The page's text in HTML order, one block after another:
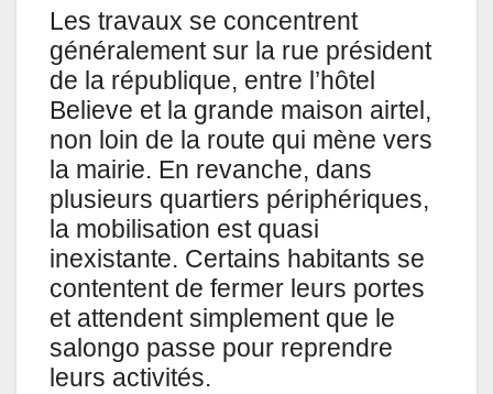
Les travaux se concentrent
généralement sur la rue président
de la république, entre l’hôtel
Believe et la grande maison airtel,
non loin de la route qui mène vers
la mairie. En revanche, dans
plusieurs quartiers périphériques,
la mobilisation est quasi
inexistante. Certains habitants se
contentent de fermer leurs portes
et attendent simplement que le
salongo passe pour reprendre
leurs activités.